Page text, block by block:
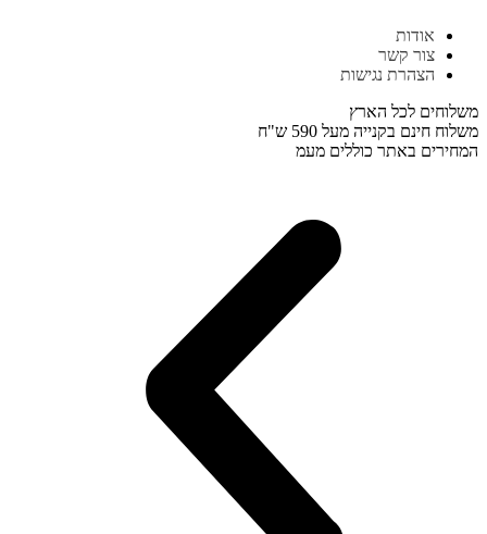
לתוכן
אודות
צור קשר
הצהרת נגישות
משלוחים לכל הארץ
משלוח חינם בקנייה מעל 590 ש"ח
המחירים באתר כוללים מעמ